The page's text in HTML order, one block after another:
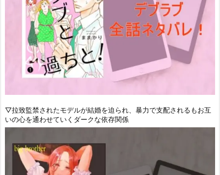
▽拉致監禁されたモデルが結婚を迫られ、暴力で支配されるもお互
いの心を通わせていくダークな依存関係